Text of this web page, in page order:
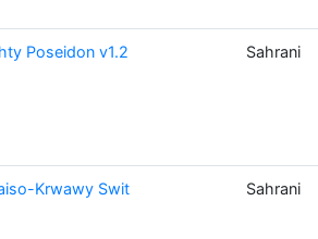
Poseidon v1.2 Sahrani
Krwawy Swit Sahrani